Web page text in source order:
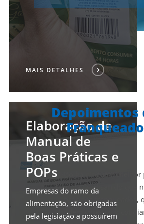
MAIS DETALHES
Elaboração de
Manual de
Boas Práticas e
POPs
Empresas do ramo da
alimentação, são obrigadas
pela legislação a possuírem
Depoimentos
Não há ninguém melhor
falar da Qualisan do que
próprios franqueados,
dividem conosco o